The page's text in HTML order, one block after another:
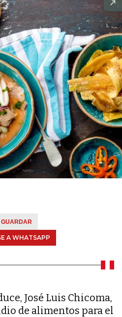
GUARDAR
A WHATSAPP
José Luis Chicoma,
de alimentos para el